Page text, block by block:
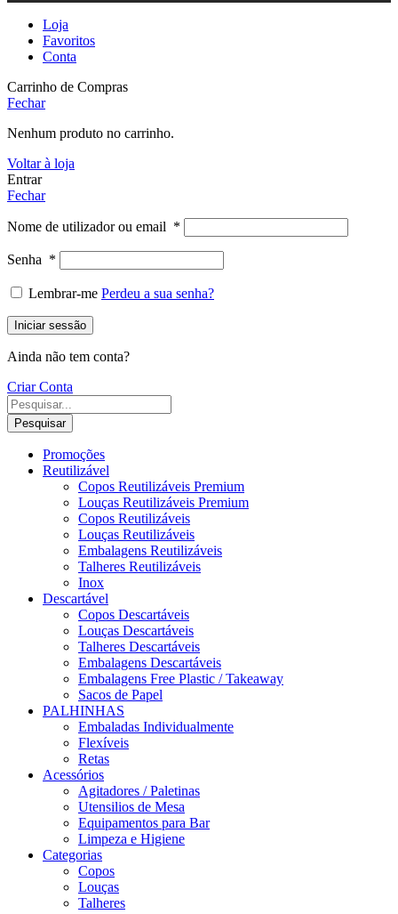
Loja
Favoritos
Conta
Carrinho de Compras
Fechar
Nenhum produto no carrinho.
Voltar à loja
Entrar
Fechar
Nome de utilizador ou email *
Senha *
Lembrar-me Perdeu a sua senha?
Iniciar sessão
Ainda não tem conta?
Criar Conta
Pesquisar
Promoções
Reutilizável
Copos Reutilizáveis Premium
Louças Reutilizáveis Premium
Copos Reutilizáveis
Louças Reutilizáveis
Embalagens Reutilizáveis
Talheres Reutilizáveis
Inox
Descartável
Copos Descartáveis
Louças Descartáveis
Talheres Descartáveis
Embalagens Descartáveis
Embalagens Free Plastic / Takeaway
Sacos de Papel
PALHINHAS
Embaladas Individualmente
Flexíveis
Retas
Acessórios
Agitadores / Paletinas
Utensilios de Mesa
Equipamentos para Bar
Limpeza e Higiene
Categorias
Copos
Louças
Talheres